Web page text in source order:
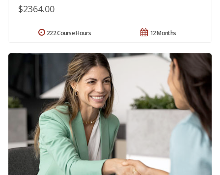
$2364.00
12 Months
222 Course Hours